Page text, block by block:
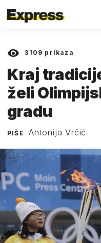
3109 prikaza
Kraj
želi
gradu
PIŠE Antonija Vrčić